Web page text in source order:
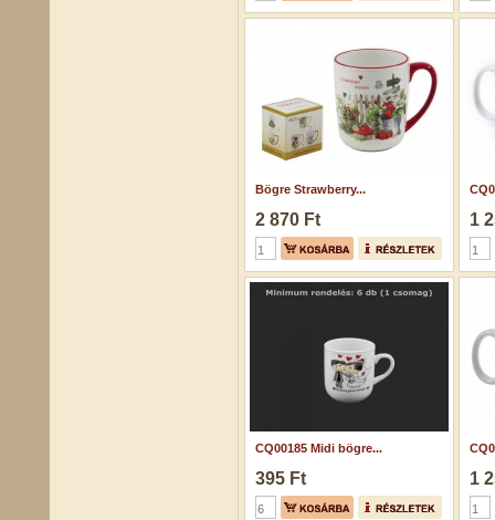
Bögre Strawberry...
2 870 Ft 1
CQ00185 Midi bögre...
395 Ft 1